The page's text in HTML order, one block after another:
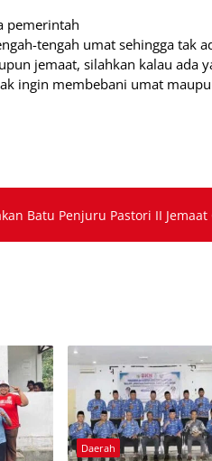
pemerintah
tengah umat sehingga tak
jemaat, silahkan kalau ada
ingin membebani umat
Daerah